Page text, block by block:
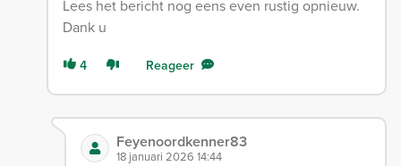
Lees het bericht nog eens even rustig opnieuw.
Dank u
4 Reageer
Feyenoordkenner83
18 januari 2026 14:44